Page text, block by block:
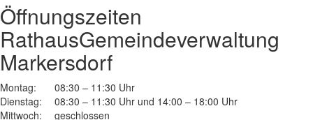
Öffnungszeiten
RathausGemeindeverwaltung
Markersdorf
Montag:
08:30 – 11:30 Uhr
Dienstag:
08:30 – 11:30 Uhr und 14:00 – 18:00 Uhr
Mittwoch:
geschlossen